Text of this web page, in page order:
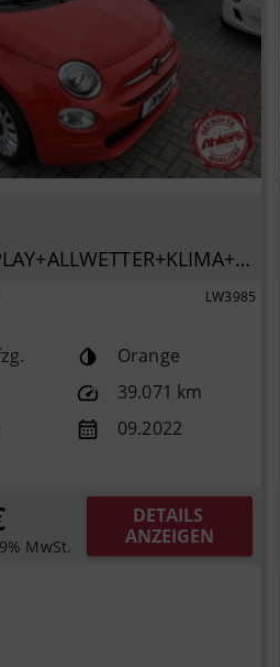
Dolcevita+CARPLAY+ALLWETTER+KLIMA+PDC+TEMPOMAT+DAB+
LW3985
Orange
39.071 km
09.2022
MwSt.
DETAILS
ANZEIGEN